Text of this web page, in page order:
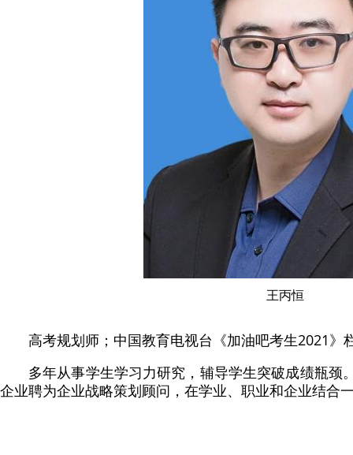
王丙恒
高考规划师；中国教育电视台《加油吧考生2021》
多年从事学生学习力研究，辅导学生突破成绩瓶颈
企业聘为企业战略策划顾问，在学业、职业和企业结合